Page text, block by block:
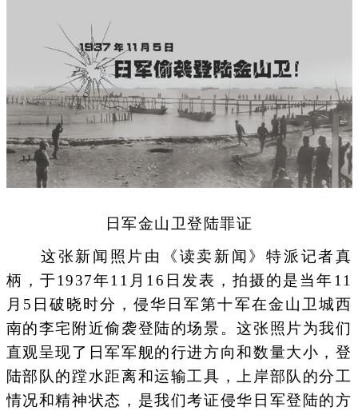
日军金山卫登陆罪证
这张新闻照片由《读卖新闻》特派记者真
柄，于1937年11月16日发表，拍摄的是当年11
月5日破晓时分，侵华日军第十军在金山卫城西
南的李宅附近偷袭登陆的场景。这张照片为我们
直观呈现了日军军舰的行进方向和数量大小，登
陆部队的蹚水距离和运输工具，上岸部队的分工
情况和精神状态，是我们考证侵华日军登陆的方